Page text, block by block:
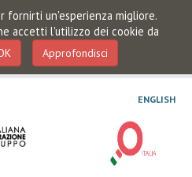
fornirti un'esperienza migliore.
accetti l'utilizzo dei cookie da
Approfondisci
ENGLISH